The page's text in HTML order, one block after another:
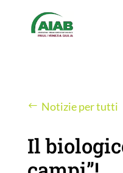
Notizie per tutti
Il